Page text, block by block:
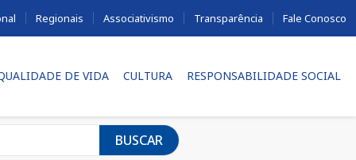
Regionais Associativismo Transparência Fale Conosco
DE VIDA CULTURA RESPONSABILIDADE SOCIAL
BUSCAR